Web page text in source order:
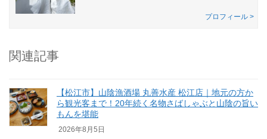
プロフィール >
関連記事
【松江市】山陰漁酒場 丸善水産 松江店｜地元の方か
ら観光客まで！20年続く名物さばしゃぶと山陰の旨い
もんを堪能
2026年8月5日